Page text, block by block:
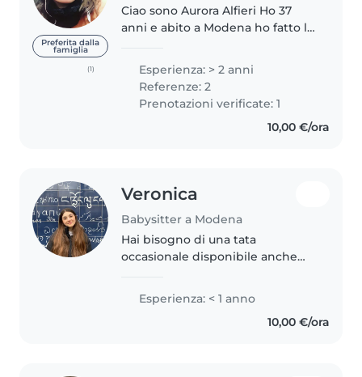
Preferita dalla
famiglia
(1)
Ciao sono Aurora Alfieri Ho 37
anni e abito a Modena ho fatto la
origine quale il Molise e ho
lavorato a Modena nelle scuole
sono molto socievole li faccio..
Esperienza: > 2 anni
Referenze: 2
Prenotazioni verificate: 1
10,00 €/ora
Veronica
Babysitter a Modena
Hai bisogno di una tata
occasionale disponibile anche
frequento il quinto anno di liceo
linguistico, dove studio inglese,..
Esperienza: < 1 anno
10,00 €/ora